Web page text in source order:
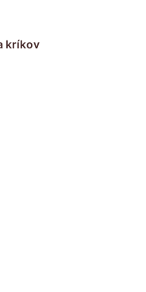
kríkov